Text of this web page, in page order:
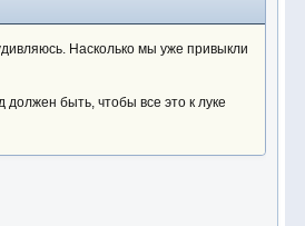
Насколько мы уже привыкли
должен быть, чтобы все это к луке